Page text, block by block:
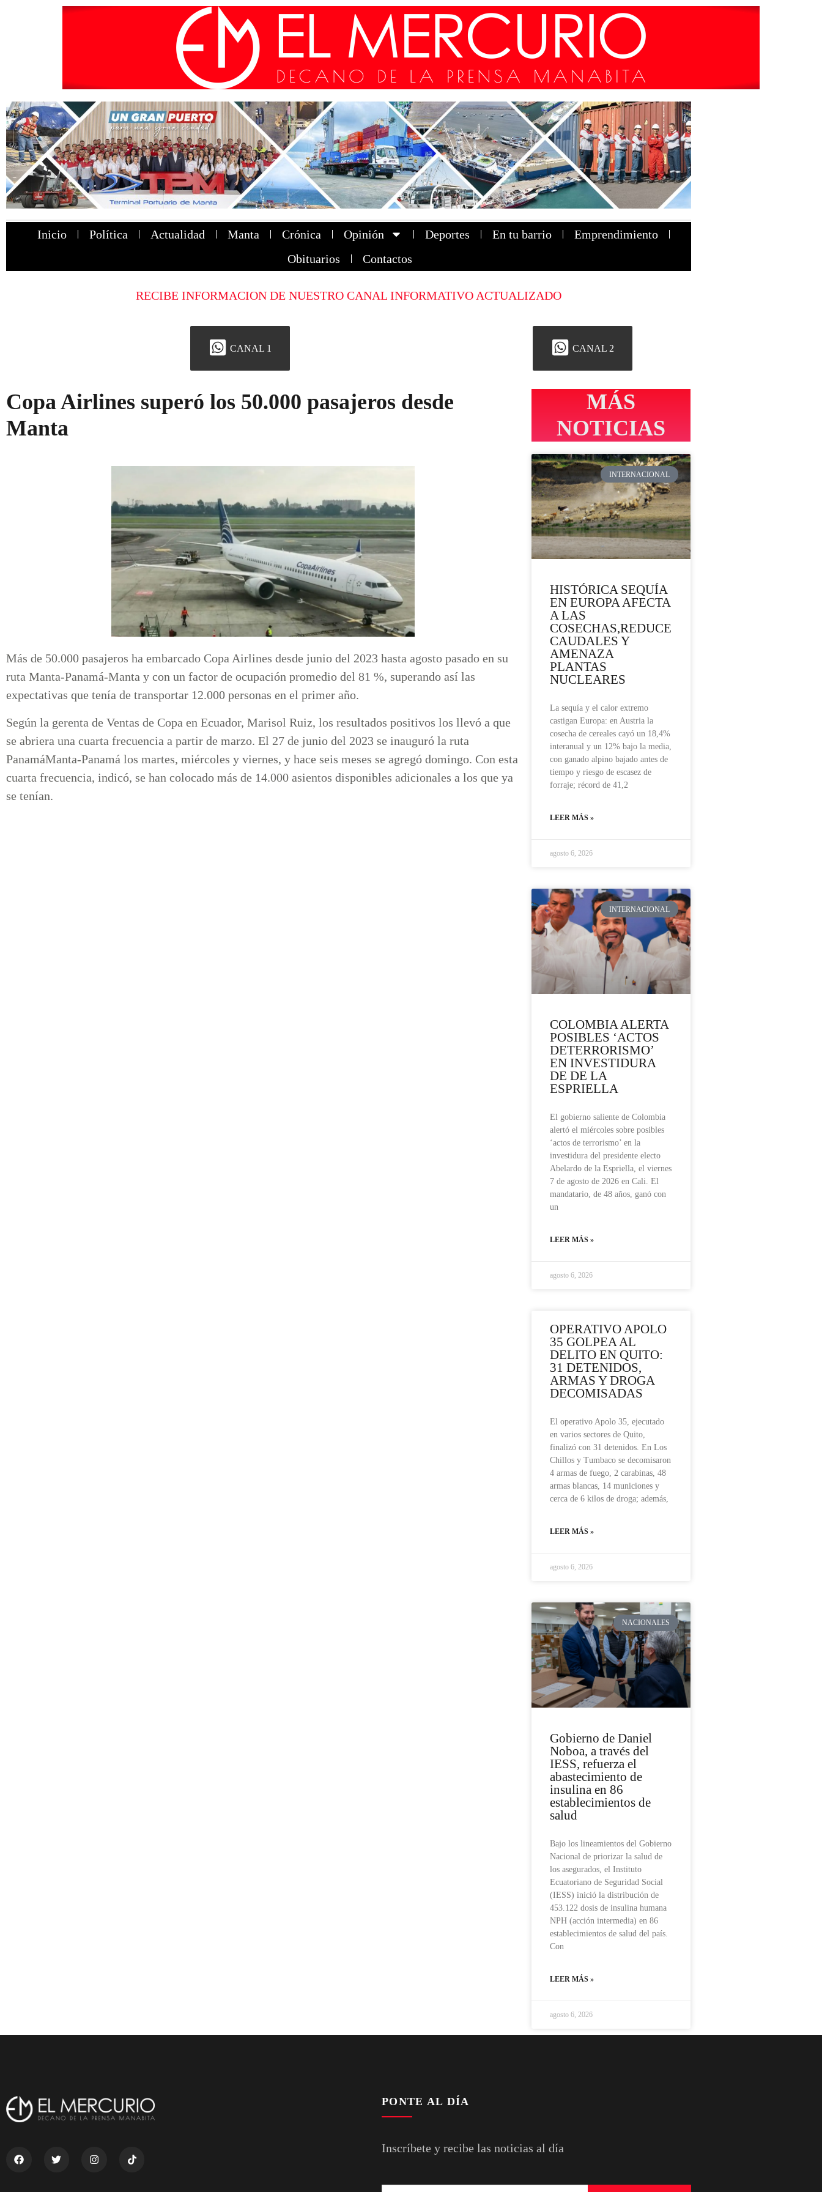
Inicio Política Actualidad Manta Crónica Opinión Deportes En tu barrio
Emprendimiento
Obituarios
Contactos
RECIBE INFORMACION DE NUESTRO CANAL INFORMATIVO ACTUALIZADO
CANAL 1 CANAL 2
Copa Airlines superó los 50.000 pasajeros desde
Manta
Más de 50.000 pasajeros ha embarcado Copa Airlines desde junio del 2023 hasta agosto pasado en su
ruta Manta-Panamá-Manta y con un factor de ocupación promedio del 81 %, superando así las
expectativas que tenía de transportar 12.000 personas en el primer año.
Según la gerenta de Ventas de Copa en Ecuador, Marisol Ruiz, los resultados positivos los llevó a que
se abriera una cuarta frecuencia a partir de marzo. El 27 de junio del 2023 se inauguró la ruta
PanamáManta-Panamá los martes, miércoles y viernes, y hace seis meses se agregó domingo. Con esta
cuarta frecuencia, indicó, se han colocado más de 14.000 asientos disponibles adicionales a los que ya
se tenían.
MÁS
NOTICIAS
INTERNACIONAL
HISTÓRICA SEQUÍA
EN EUROPA AFECTA
A LAS
COSECHAS,REDUCE
CAUDALES Y
AMENAZA
PLANTAS
NUCLEARES
La sequía y el calor extremo
castigan Europa: en Austria la
cosecha de cereales cayó un 18,4%
interanual y un 12% bajo la media,
con ganado alpino bajado antes de
tiempo y riesgo de escasez de
forraje; récord de 41,2
LEER MÁS »
agosto 6, 2026
INTERNACIONAL
COLOMBIA ALERTA
POSIBLES ‘ACTOS
DETERRORISMO’
EN INVESTIDURA
DE DE LA
ESPRIELLA
El gobierno saliente de Colombia
alertó el miércoles sobre posibles
‘actos de terrorismo’ en la
investidura del presidente electo
Abelardo de la Espriella, el viernes
7 de agosto de 2026 en Cali. El
mandatario, de 48 años, ganó con
un
LEER MÁS »
agosto 6, 2026
OPERATIVO APOLO
35 GOLPEA AL
DELITO EN QUITO:
31 DETENIDOS,
ARMAS Y DROGA
DECOMISADAS
El operativo Apolo 35, ejecutado
en varios sectores de Quito,
finalizó con 31 detenidos. En Los
Chillos y Tumbaco se decomisaron
4 armas de fuego, 2 carabinas, 48
armas blancas, 14 municiones y
cerca de 6 kilos de droga; además,
LEER MÁS »
agosto 6, 2026
NACIONALES
Gobierno de Daniel
Noboa, a través del
IESS, refuerza el
abastecimiento de
insulina en 86
establecimientos de
salud
Bajo los lineamientos del Gobierno
Nacional de priorizar la salud de
los asegurados, el Instituto
Ecuatoriano de Seguridad Social
(IESS) inició la distribución de
453.122 dosis de insulina humana
NPH (acción intermedia) en 86
establecimientos de salud del país.
Con
LEER MÁS »
agosto 6, 2026
PONTE AL DÍA
Inscríbete y recibe las noticias al día